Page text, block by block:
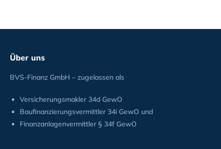
Über uns
BVS-Finanz GmbH – zugelassen als
Versicherungsmakler 34d GewO
Baufinanzierungsvermittler 34i GewO und
Finanzanlagenvermittler § 34f GewO